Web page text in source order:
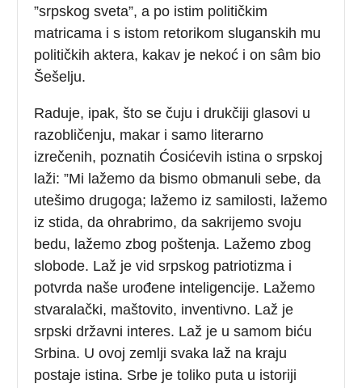
”srpskog sveta”, a po istim političkim
matricama i s istom retorikom sluganskih mu
političkih aktera, kakav je nekoć i on sâm bio
Šešelju.
Raduje, ipak, što se čuju i drukčiji glasovi u
razobličenju, makar i samo literarno
izrečenih, poznatih Ćosićevih istina o srpskoj
laži: ”Mi lažemo da bismo obmanuli sebe, da
utešimo drugoga; lažemo iz samilosti, lažemo
iz stida, da ohrabrimo, da sakrijemo svoju
bedu, lažemo zbog poštenja. Lažemo zbog
slobode. Laž je vid srpskog patriotizma i
potvrda naše urođene inteligencije. Lažemo
stvaralački, maštovito, inventivno. Laž je
srpski državni interes. Laž je u samom biću
Srbina. U ovoj zemlji svaka laž na kraju
postaje istina. Srbe je toliko puta u istoriji